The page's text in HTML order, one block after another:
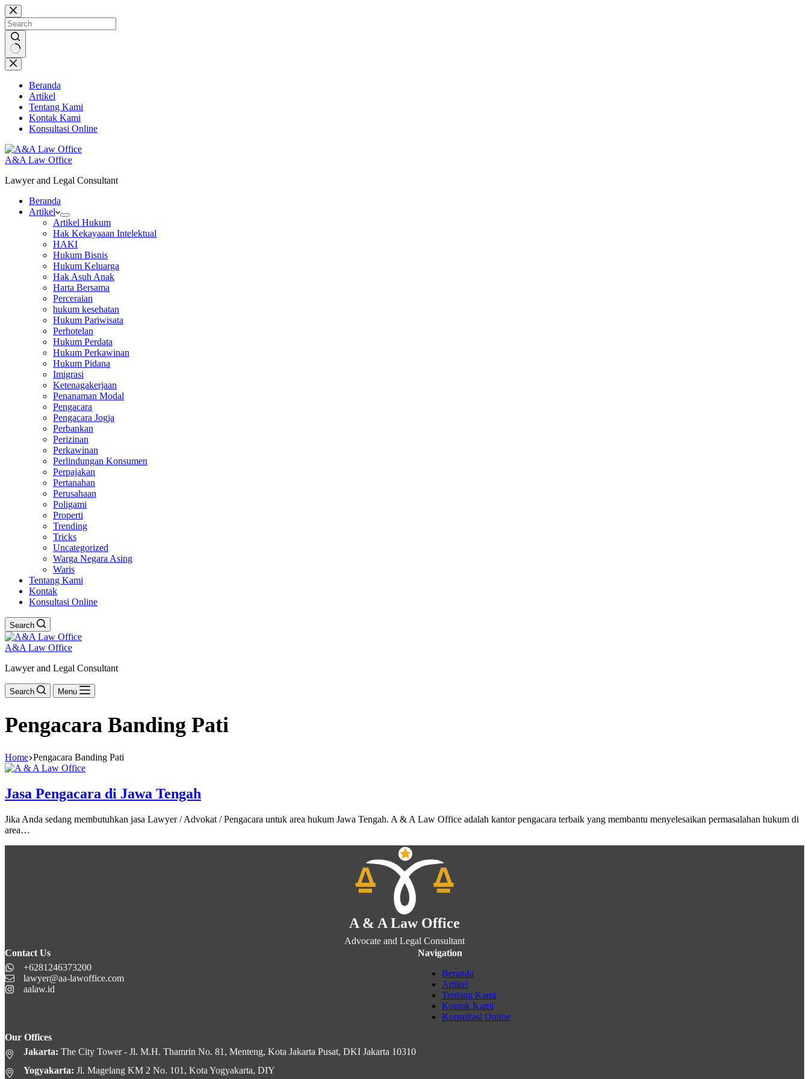
Skip
to
content
No
results
Beranda
Artikel
Tentang Kami
Kontak Kami
Konsultasi Online
A&A Law Office
Lawyer and Legal Consultant
Beranda
Artikel
Artikel Hukum
Hak Kekayaaan Intelektual
HAKI
Hukum Bisnis
Hukum Keluarga
Hak Asuh Anak
Harta Bersama
Perceraian
hukum kesehatan
Hukum Pariwisata
Perhotelan
Hukum Perdata
Hukum Perkawinan
Hukum Pidana
Imigrasi
Ketenagakerjaan
Penanaman Modal
Pengacara
Pengacara Jogja
Perbankan
Perizinan
Perkawinan
Perlindungan Konsumen
Perpajakan
Pertanahan
Perusahaan
Poligami
Properti
Trending
Tricks
Uncategorized
Warga Negara Asing
Waris
Tentang Kami
Kontak
Konsultasi Online
Search
A&A Law Office
Lawyer and Legal Consultant
Search Menu
Pengacara Banding Pati
Home Pengacara Banding Pati
Jasa Pengacara di Jawa Tengah
Jika Anda sedang membutuhkan jasa Lawyer / Advokat / Pengacara untuk area hukum Jawa Tengah. A & A Law Office adalah kantor pengacara terbaik yang membantu menyelesaikan permasalahan hukum di
area…
A & A Law Office
Advocate and Legal Consultant
Contact Us
+6281246373200
lawyer@aa-lawoffice.com
aalaw.id
Navigation
Beranda
Artikel
Tentang Kami
Kontak Kami
Konsultasi Online
Our Offices
Jakarta: The City Tower - Jl. M.H. Thamrin No. 81, Menteng, Kota Jakarta Pusat, DKI Jakarta 10310
Yogyakarta: Jl. Magelang KM 2 No. 101, Kota Yogyakarta, DIY